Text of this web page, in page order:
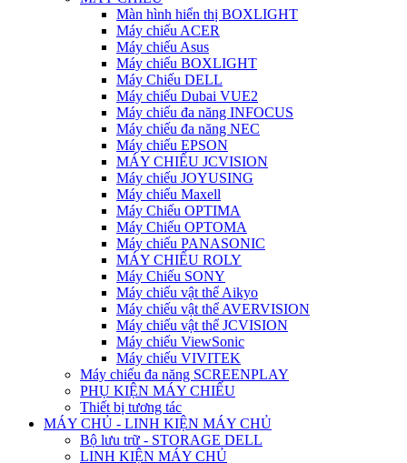
Màn hình hiển thị BOXLIGHT
Máy chiếu ACER
Máy chiếu Asus
Máy chiếu BOXLIGHT
Máy Chiếu DELL
Máy chiếu Dubai VUE2
Máy chiếu đa năng INFOCUS
Máy chiếu đa năng NEC
Máy chiếu EPSON
MÁY CHIẾU JCVISION
Máy chiếu JOYUSING
Máy chiếu Maxell
Máy Chiếu OPTIMA
Máy Chiếu OPTOMA
Máy chiếu PANASONIC
MÁY CHIẾU ROLY
Máy Chiếu SONY
Máy chiếu vật thể Aikyo
Máy chiếu vật thể AVERVISION
Máy chiếu vật thể JCVISION
Máy chiếu ViewSonic
Máy chiếu VIVITEK
Máy chiếu đa năng SCREENPLAY
PHỤ KIỆN MÁY CHIẾU
Thiết bị tương tác
MÁY CHỦ - LINH KIỆN MÁY CHỦ
Bộ lưu trữ - STORAGE DELL
LINH KIỆN MÁY CHỦ